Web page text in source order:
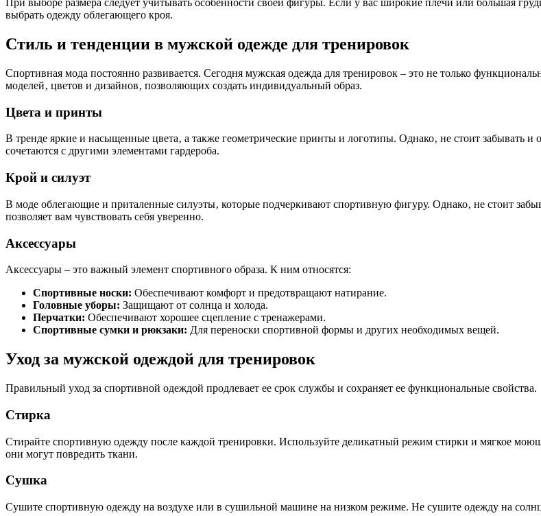
При выборе размера следует учитывать особенности своей фигуры. Если у вас широкие плечи или большая
выбрать одежду облегающего кроя.
Стиль и тенденции в мужской одежде для тренировок
Спортивная мода постоянно развивается. Сегодня мужская одежда для тренировок – это не только
моделей‚ цветов и дизайнов‚ позволяющих создать индивидуальный образ.
Цвета и принты
В тренде яркие и насыщенные цвета‚ а также геометрические принты и логотипы. Однако‚ не стоит забывать
сочетаются с другими элементами гардероба.
Крой и силуэт
В моде облегающие и приталенные силуэты‚ которые подчеркивают спортивную фигуру. Однако‚ не стоит
позволяет вам чувствовать себя уверенно.
Аксессуары
Аксессуары – это важный элемент спортивного образа. К ним относятся:
Спортивные носки: Обеспечивают комфорт и предотвращают натирание.
Головные уборы: Защищают от солнца и холода.
Перчатки: Обеспечивают хорошее сцепление с тренажерами.
Спортивные сумки и рюкзаки: Для переноски спортивной формы и других необходимых вещей.
Уход за мужской одеждой для тренировок
Правильный уход за спортивной одеждой продлевает ее срок службы и сохраняет ее функциональные свойства.
Стирка
Стирайте спортивную одежду после каждой тренировки. Используйте деликатный режим стирки и мягкое
они могут повредить ткани.
Сушка
Сушите спортивную одежду на воздухе или в сушильной машине на низком режиме. Не сушите одежду на